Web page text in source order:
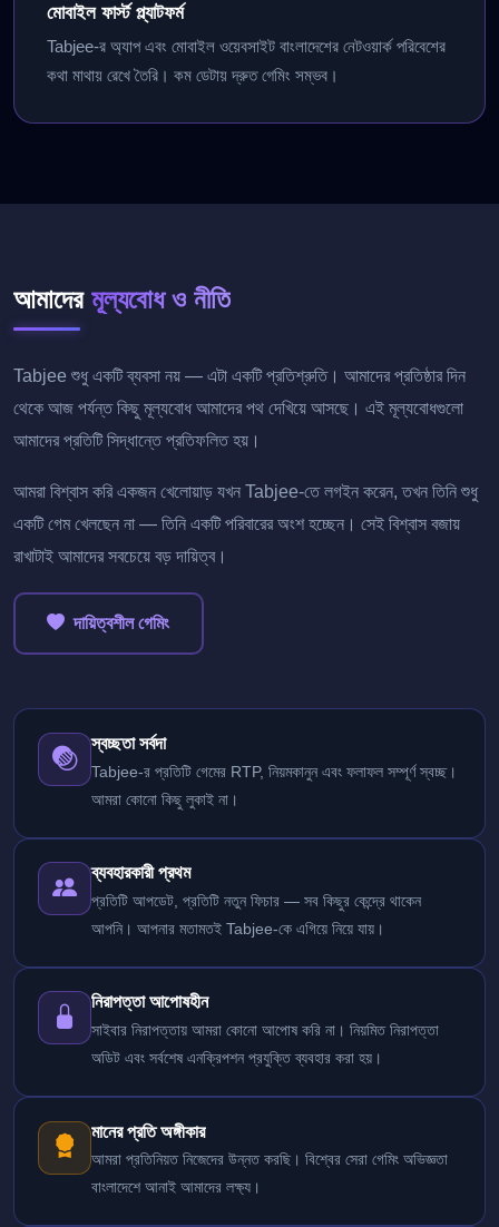
মোবাইল ফার্স্ট প্ল্যাটফর্ম
Tabjee-র অ্যাপ এবং মোবাইল ওয়েবসাইট বাংলাদেশের নেটওয়ার্ক পরিবেশের
কথা মাথায় রেখে তৈরি। কম ডেটায় দ্রুত গেমিং সম্ভব।
আমাদের মূল্যবোধ ও নীতি
Tabjee শুধু একটি ব্যবসা নয় — এটা একটি প্রতিশ্রুতি। আমাদের প্রতিষ্ঠার দিন
থেকে আজ পর্যন্ত কিছু মূল্যবোধ আমাদের পথ দেখিয়ে আসছে। এই মূল্যবোধগুলো
আমাদের প্রতিটি সিদ্ধান্তে প্রতিফলিত হয়।
আমরা বিশ্বাস করি একজন খেলোয়াড় যখন Tabjee-তে লগইন করেন, তখন তিনি শুধু
একটি গেম খেলছেন না — তিনি একটি পরিবারের অংশ হচ্ছেন। সেই বিশ্বাস বজায়
রাখাটাই আমাদের সবচেয়ে বড় দায়িত্ব।
দায়িত্বশীল গেমিং
স্বচ্ছতা সর্বদা
Tabjee-র প্রতিটি গেমের RTP, নিয়মকানুন এবং ফলাফল সম্পূর্ণ স্বচ্ছ।
আমরা কোনো কিছু লুকাই না।
ব্যবহারকারী প্রথম
প্রতিটি আপডেট, প্রতিটি নতুন ফিচার — সব কিছুর কেন্দ্রে থাকেন
আপনি। আপনার মতামতই Tabjee-কে এগিয়ে নিয়ে যায়।
নিরাপত্তা আপোষহীন
সাইবার নিরাপত্তায় আমরা কোনো আপোষ করি না। নিয়মিত নিরাপত্তা
অডিট এবং সর্বশেষ এনক্রিপশন প্রযুক্তি ব্যবহার করা হয়।
মানের প্রতি অঙ্গীকার
আমরা প্রতিনিয়ত নিজেদের উন্নত করছি। বিশ্বের সেরা গেমিং অভিজ্ঞতা
বাংলাদেশে আনাই আমাদের লক্ষ্য।